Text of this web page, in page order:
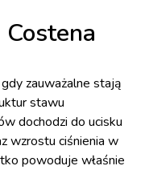
zauważalne stają
stawu
dochodzi do ucisku
wzrostu ciśnienia w
powoduje właśnie